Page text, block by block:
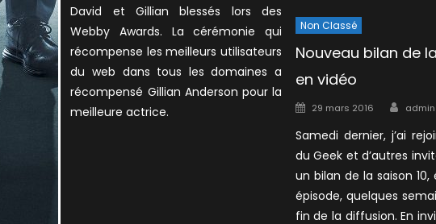
David et Gillian blessés lors des
Webby Awards. La cérémonie qui
récompense les meilleurs utilisateurs
du web dans tous les domaines a
récompensé Gillian Anderson pour la
meilleure actrice.
Non Classé
Nouveau bilan de
en vidéo
Posted
29 mars 2016 Author
admin
Samedi dernier, j’ai
du Geek et d’autres
un bilan de la saison 10,
épisode, quelques
fin de la diffusion. En